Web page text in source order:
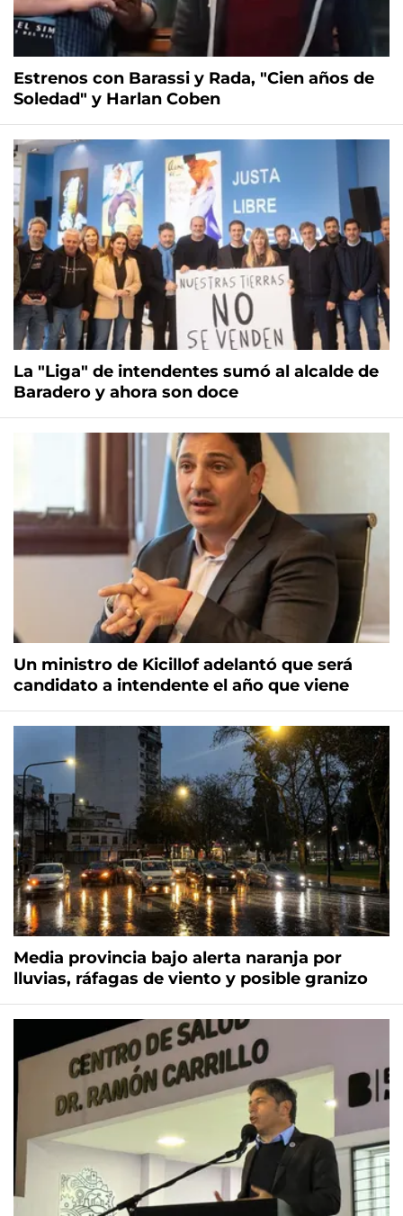
Estrenos con Barassi y Rada, "Cien años de
Soledad" y Harlan Coben
La "Liga" de intendentes sumó al alcalde de
Baradero y ahora son doce
Un ministro de Kicillof adelantó que será
candidato a intendente el año que viene
Media provincia bajo alerta naranja por
lluvias, ráfagas de viento y posible granizo